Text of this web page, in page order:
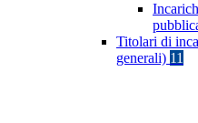
Titolari di
generali) 11